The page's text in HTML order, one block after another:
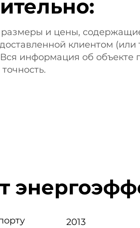
и цены,
клиентом (или
Вся информация об
2013